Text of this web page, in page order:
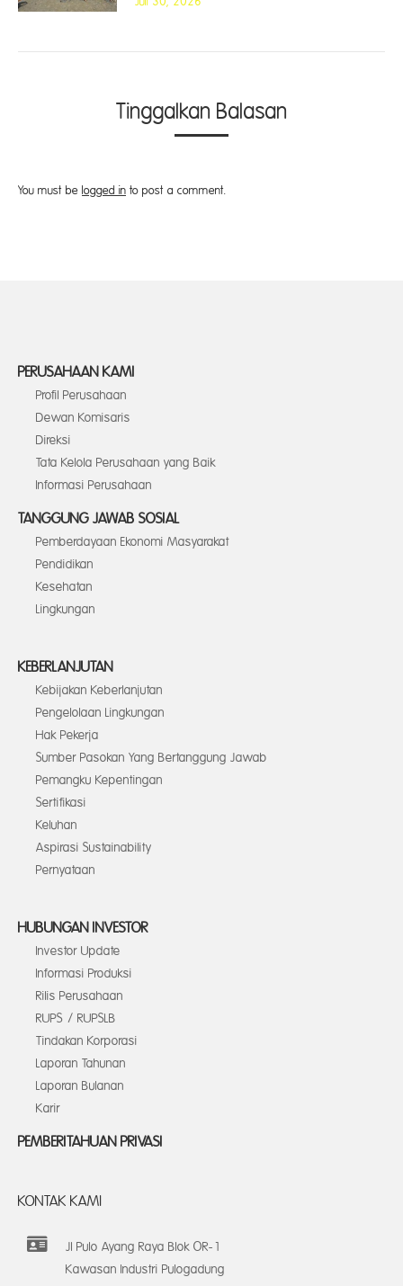
Tinggalkan Balasan
You must be logged in to post a comment.
PERUSAHAAN KAMI
Profil Perusahaan
Dewan Komisaris
Direksi
Tata Kelola Perusahaan yang Baik
Informasi Perusahaan
TANGGUNG JAWAB SOSIAL
Pemberdayaan Ekonomi Masyarakat
Pendidikan
Kesehatan
Lingkungan
KEBERLANJUTAN
Kebijakan Keberlanjutan
Pengelolaan Lingkungan
Hak Pekerja
Sumber Pasokan Yang Bertanggung Jawab
Pemangku Kepentingan
Sertifikasi
Keluhan
Aspirasi Sustainability
Pernyataan
HUBUNGAN INVESTOR
Investor Update
Informasi Produksi
Rilis Perusahaan
RUPS / RUPSLB
Tindakan Korporasi
Laporan Tahunan
Laporan Bulanan
Karir
PEMBERITAHUAN PRIVASI
KONTAK KAMI
Jl Pulo Ayang Raya Blok OR-1
Kawasan Industri Pulogadung